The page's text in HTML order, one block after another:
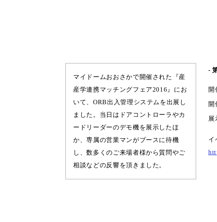
マイドームおおさかで開催された『産
産学連携マッチングフェア2016』にお
いて、ORB出入管理システムを出展し
ました。当日はドアコントローラやカ
ードリーダーのデモ機を展示したほ
か、専属の営業マンがブースに待機
し、数多くのご来場者様から質問やご
相談などの反響を頂きました。
-
開
開
展
イ